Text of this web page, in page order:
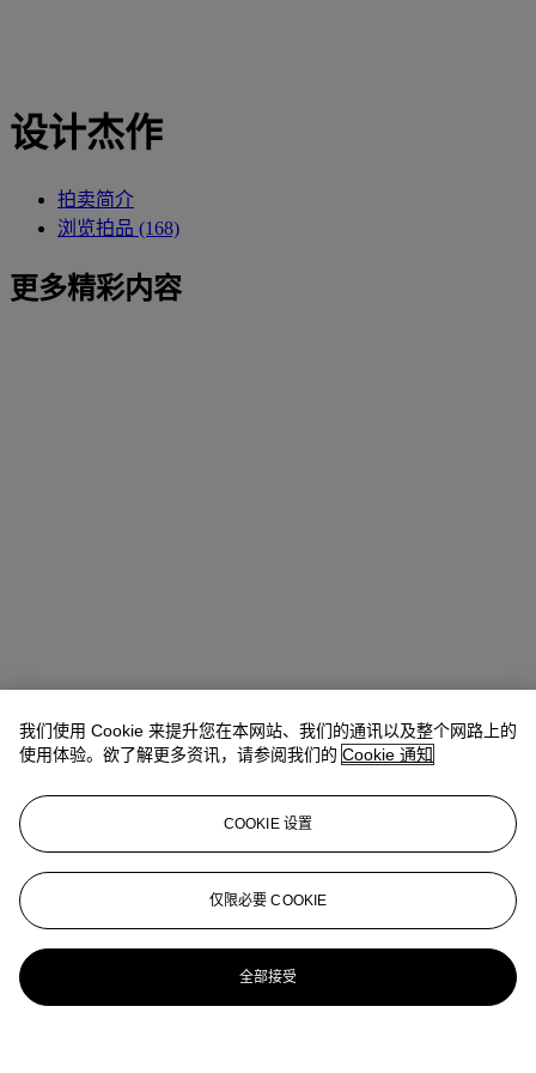
设计杰作
拍卖简介
浏览拍品 (168)
更多精彩内容
我们使用 Cookie 来提升您在本网站、我们的通讯以及整个网路上的
使用体验。欲了解更多资讯，请参阅我们的 Cookie 通知
COOKIE 设置
仅限必要 COOKIE
全部接受